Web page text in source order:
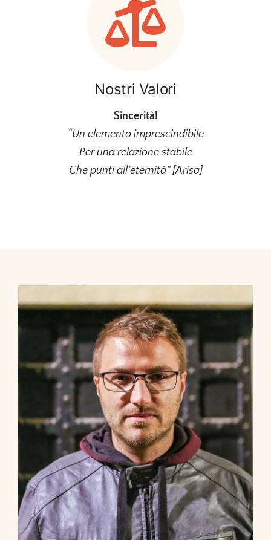
Nostri Valori
Sincerità!
“Un elemento imprescindibile
Per una relazione stabile
Che punti all’eternità” [Arisa]